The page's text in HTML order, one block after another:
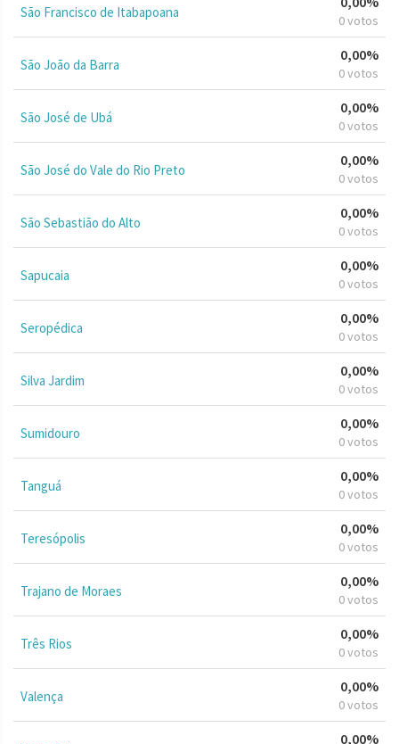
São Francisco de Itabapoana 0 votos
São João da Barra
0,00%
0 votos
São José de Ubá
0,00%
0 votos
São José do Vale do Rio Preto
0,00%
0 votos
São Sebastião do Alto
0,00%
0 votos
Sapucaia
0,00%
0 votos
Seropédica
0,00%
0 votos
Silva Jardim
0,00%
0 votos
Sumidouro
0,00%
0 votos
Tanguá
0,00%
0 votos
Teresópolis
0,00%
0 votos
Trajano de Moraes
0,00%
0 votos
Três Rios
0,00%
0 votos
Valença
0,00%
0 votos
0,00%